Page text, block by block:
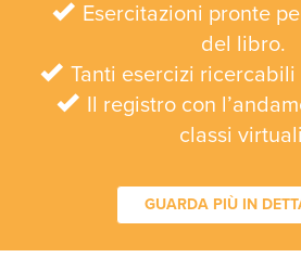
Esercitazioni pronte
del libro.
Tanti esercizi
Il registro con
classi
GUARDA PIÙ IN